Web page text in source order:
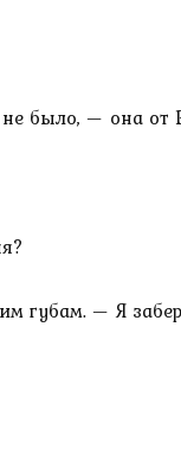
было, — она от
губам. — Я